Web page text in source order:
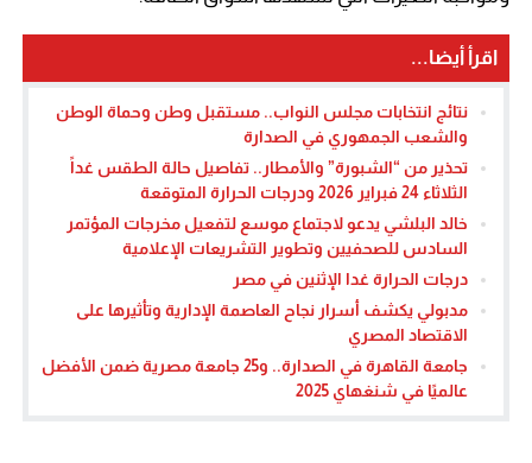
اقرأ أيضا...
نتائج انتخابات مجلس النواب.. مستقبل وطن وحماة الوطن
والشعب الجمهوري في الصدارة
تحذير من “الشبورة” والأمطار.. تفاصيل حالة الطقس غداً
الثلاثاء 24 فبراير 2026 ودرجات الحرارة المتوقعة
خالد البلشي يدعو لاجتماع موسع لتفعيل مخرجات المؤتمر
السادس للصحفيين وتطوير التشريعات الإعلامية
درجات الحرارة غدا الإثنين في مصر
مدبولي يكشف أسرار نجاح العاصمة الإدارية وتأثيرها على
الاقتصاد المصري
جامعة القاهرة في الصدارة.. و25 جامعة مصرية ضمن الأفضل
عالميًا في شنغهاي 2025